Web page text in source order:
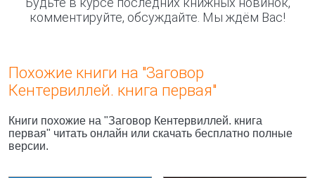
комментируйте, обсуждайте. Мы ждём Вас!
Похожие книги на "Заговор
Кентервиллей. книга первая"
Книги похожие на "Заговор Кентервиллей. книга
первая" читать онлайн или скачать бесплатно полные
версии.